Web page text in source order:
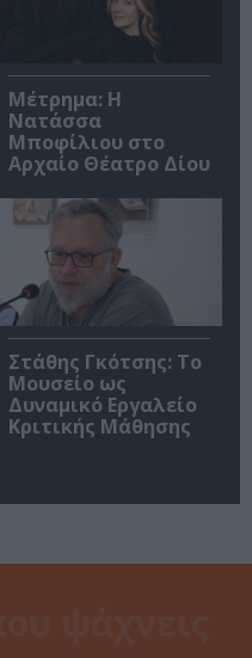
Μέτρημα: Η
Νατάσσα
Μποφίλιου στο
Αρχαίο Θέατρο Δίου
Στάθης Γκότσης: Το
Μουσείο ως
Δυναμικό Εργαλείο
Κριτικής Μάθησης